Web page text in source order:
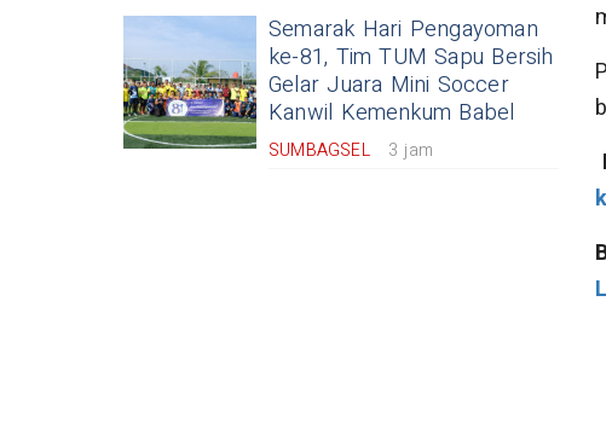
Semarak Hari Pengayoman
ke-81, Tim TUM Sapu Bersih
Gelar Juara Mini Soccer
Kanwil Kemenkum Babel
SUMBAGSEL 3 jam